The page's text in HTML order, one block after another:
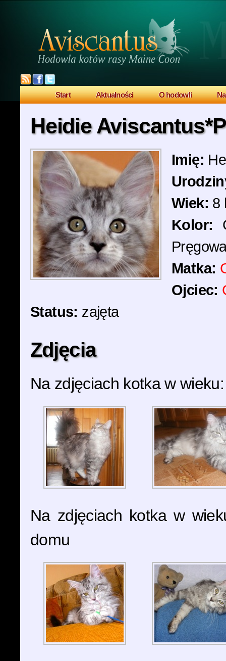
Start Aktualności O hodowli
Heidie
Imię:
Wiek: 8
Kolor:
Matka:
Ojciec:
Status: zajęta
Zdjęcia
Na zdjęciach kotka w
Na zdjęciach kotka w
domu